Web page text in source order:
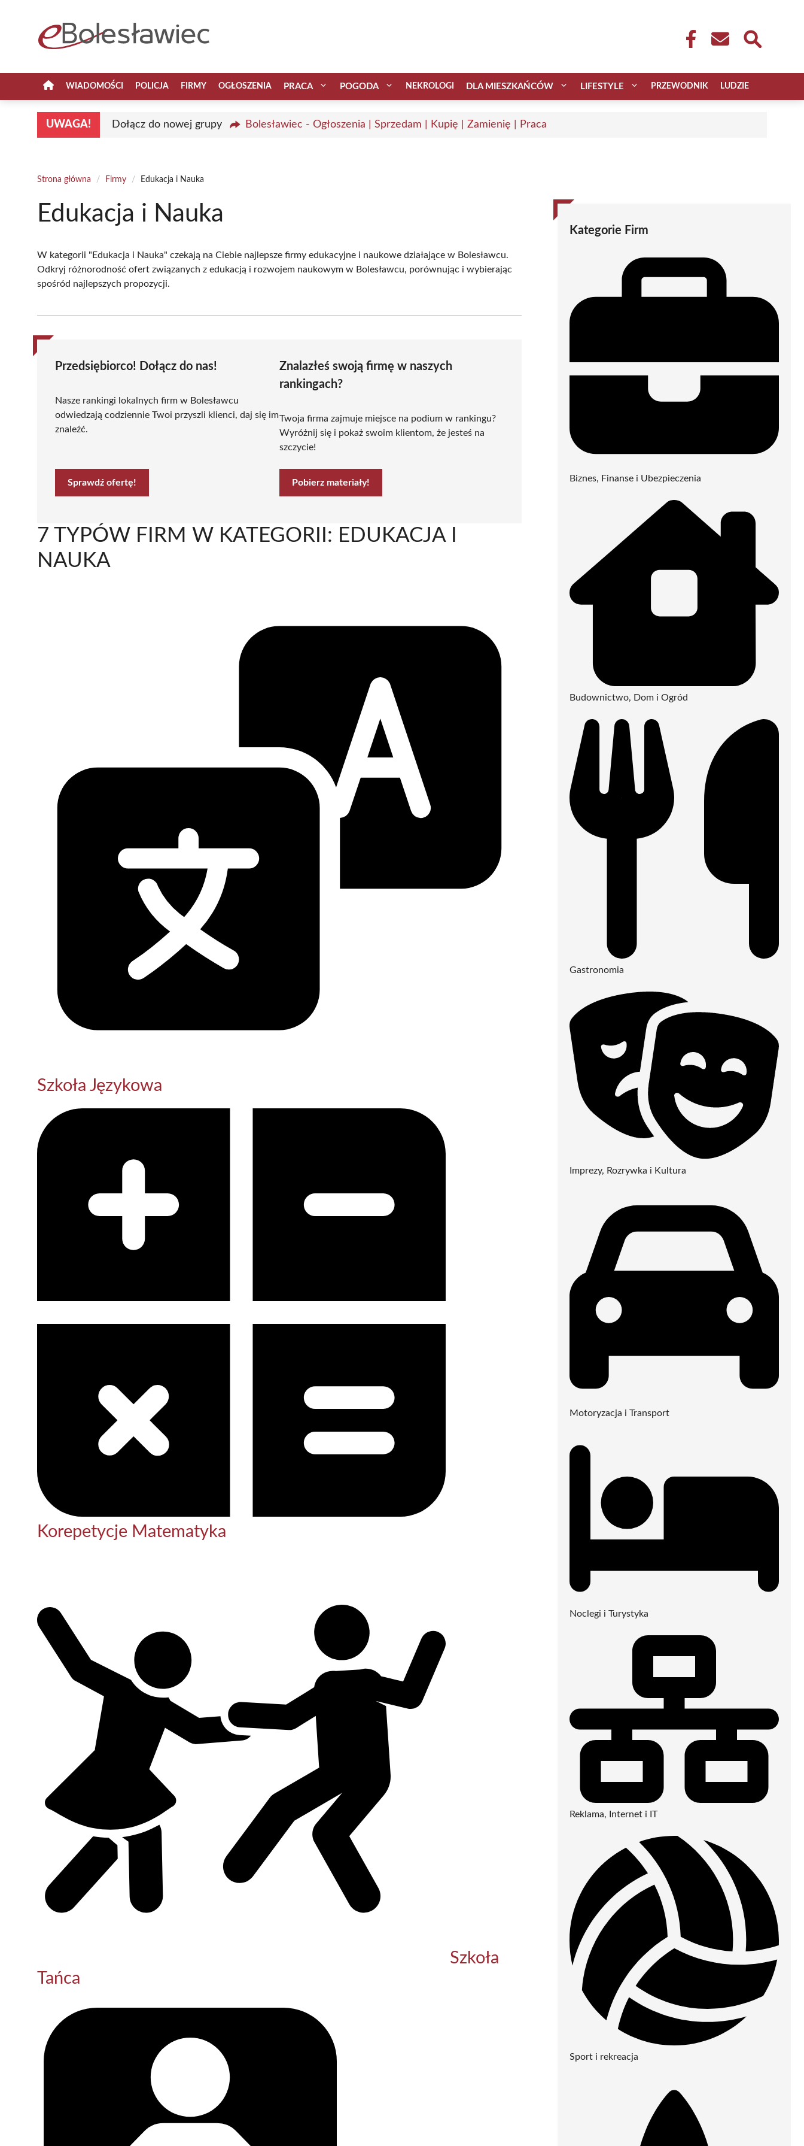
WIADOMOŚCI POLICJA FIRMY OGŁOSZENIA PRACA POGODA NEKROLOGI DLA MIESZKAŃCÓW LIFESTYLE PRZEWODNIK LUDZIE
UWAGA! Dołącz do nowej grupy Bolesławiec - Ogłoszenia | Sprzedam | Kupię | Zamienię | Praca
Strona główna / Firmy / Edukacja i Nauka
Edukacja i Nauka
W kategorii "Edukacja i Nauka" czekają na Ciebie najlepsze firmy edukacyjne i naukowe działające w Bolesławcu.
Odkryj różnorodność ofert związanych z edukacją i rozwojem naukowym w Bolesławcu, porównując i wybierając
spośród najlepszych propozycji.
Przedsiębiorco! Dołącz do nas!
Nasze rankingi lokalnych firm w Bolesławcu
odwiedzają codziennie Twoi przyszli klienci, daj się im
znaleźć.
Sprawdź ofertę!
Znalazłeś swoją firmę w naszych
rankingach?
Twoja firma zajmuje miejsce na podium w rankingu?
Wyróżnij się i pokaż swoim klientom, że jesteś na
szczycie!
Pobierz materiały!
7 TYPÓW FIRM W KATEGORII: EDUKACJA I
NAUKA
Szkoła Językowa
Korepetycje Matematyka
Szkoła
Tańca
Kategorie Firm
Biznes, Finanse i Ubezpieczenia
Budownictwo, Dom i Ogród
Gastronomia
Imprezy, Rozrywka i Kultura
Motoryzacja i Transport
Noclegi i Turystyka
Reklama, Internet i IT
Sport i rekreacja